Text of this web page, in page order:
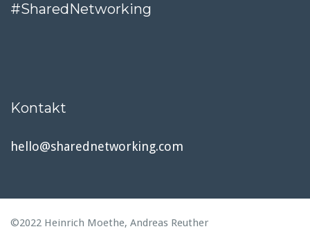
#SharedNetworking
Kontakt
hello@sharednetworking.com
©2022 Heinrich Moethe, Andreas Reuther